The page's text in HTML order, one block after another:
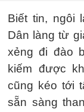
Biết tin, ngôi
Dân làng từ
xẻng đi đào
kiếm được
cũng kéo tới
sẵn sàng